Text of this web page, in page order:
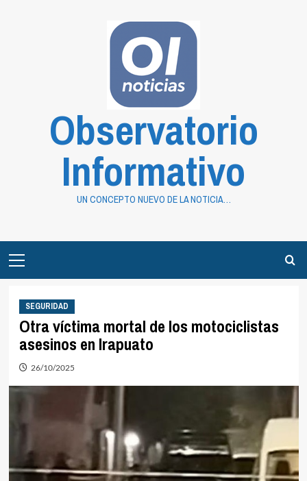
Observatorio
Informativo
UN CONCEPTO NUEVO DE LA NOTICIA…
Menu
SEGURIDAD
Otra víctima mortal de los motociclistas
asesinos en Irapuato
26/10/2025